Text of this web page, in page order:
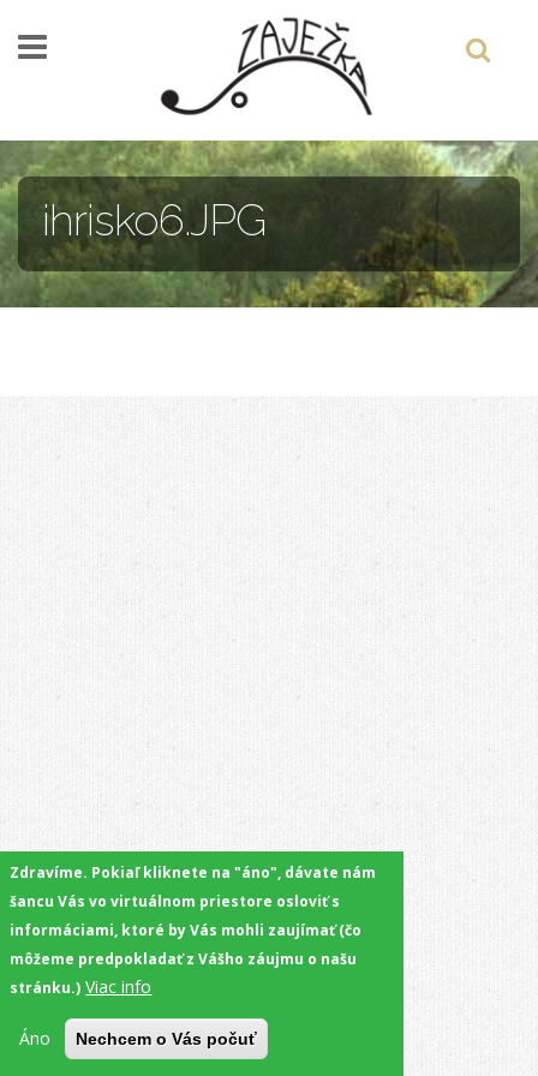
ihrisko6.JPG
Zdravíme. Pokiaľ kliknete na "áno", dávate nám
šancu Vás vo virtuálnom priestore osloviť s
informáciami, ktoré by Vás mohli zaujímať (čo
môžeme predpokladať z Vášho záujmu o našu
stránku.) Viac info
Áno Nechcem o Vás počuť